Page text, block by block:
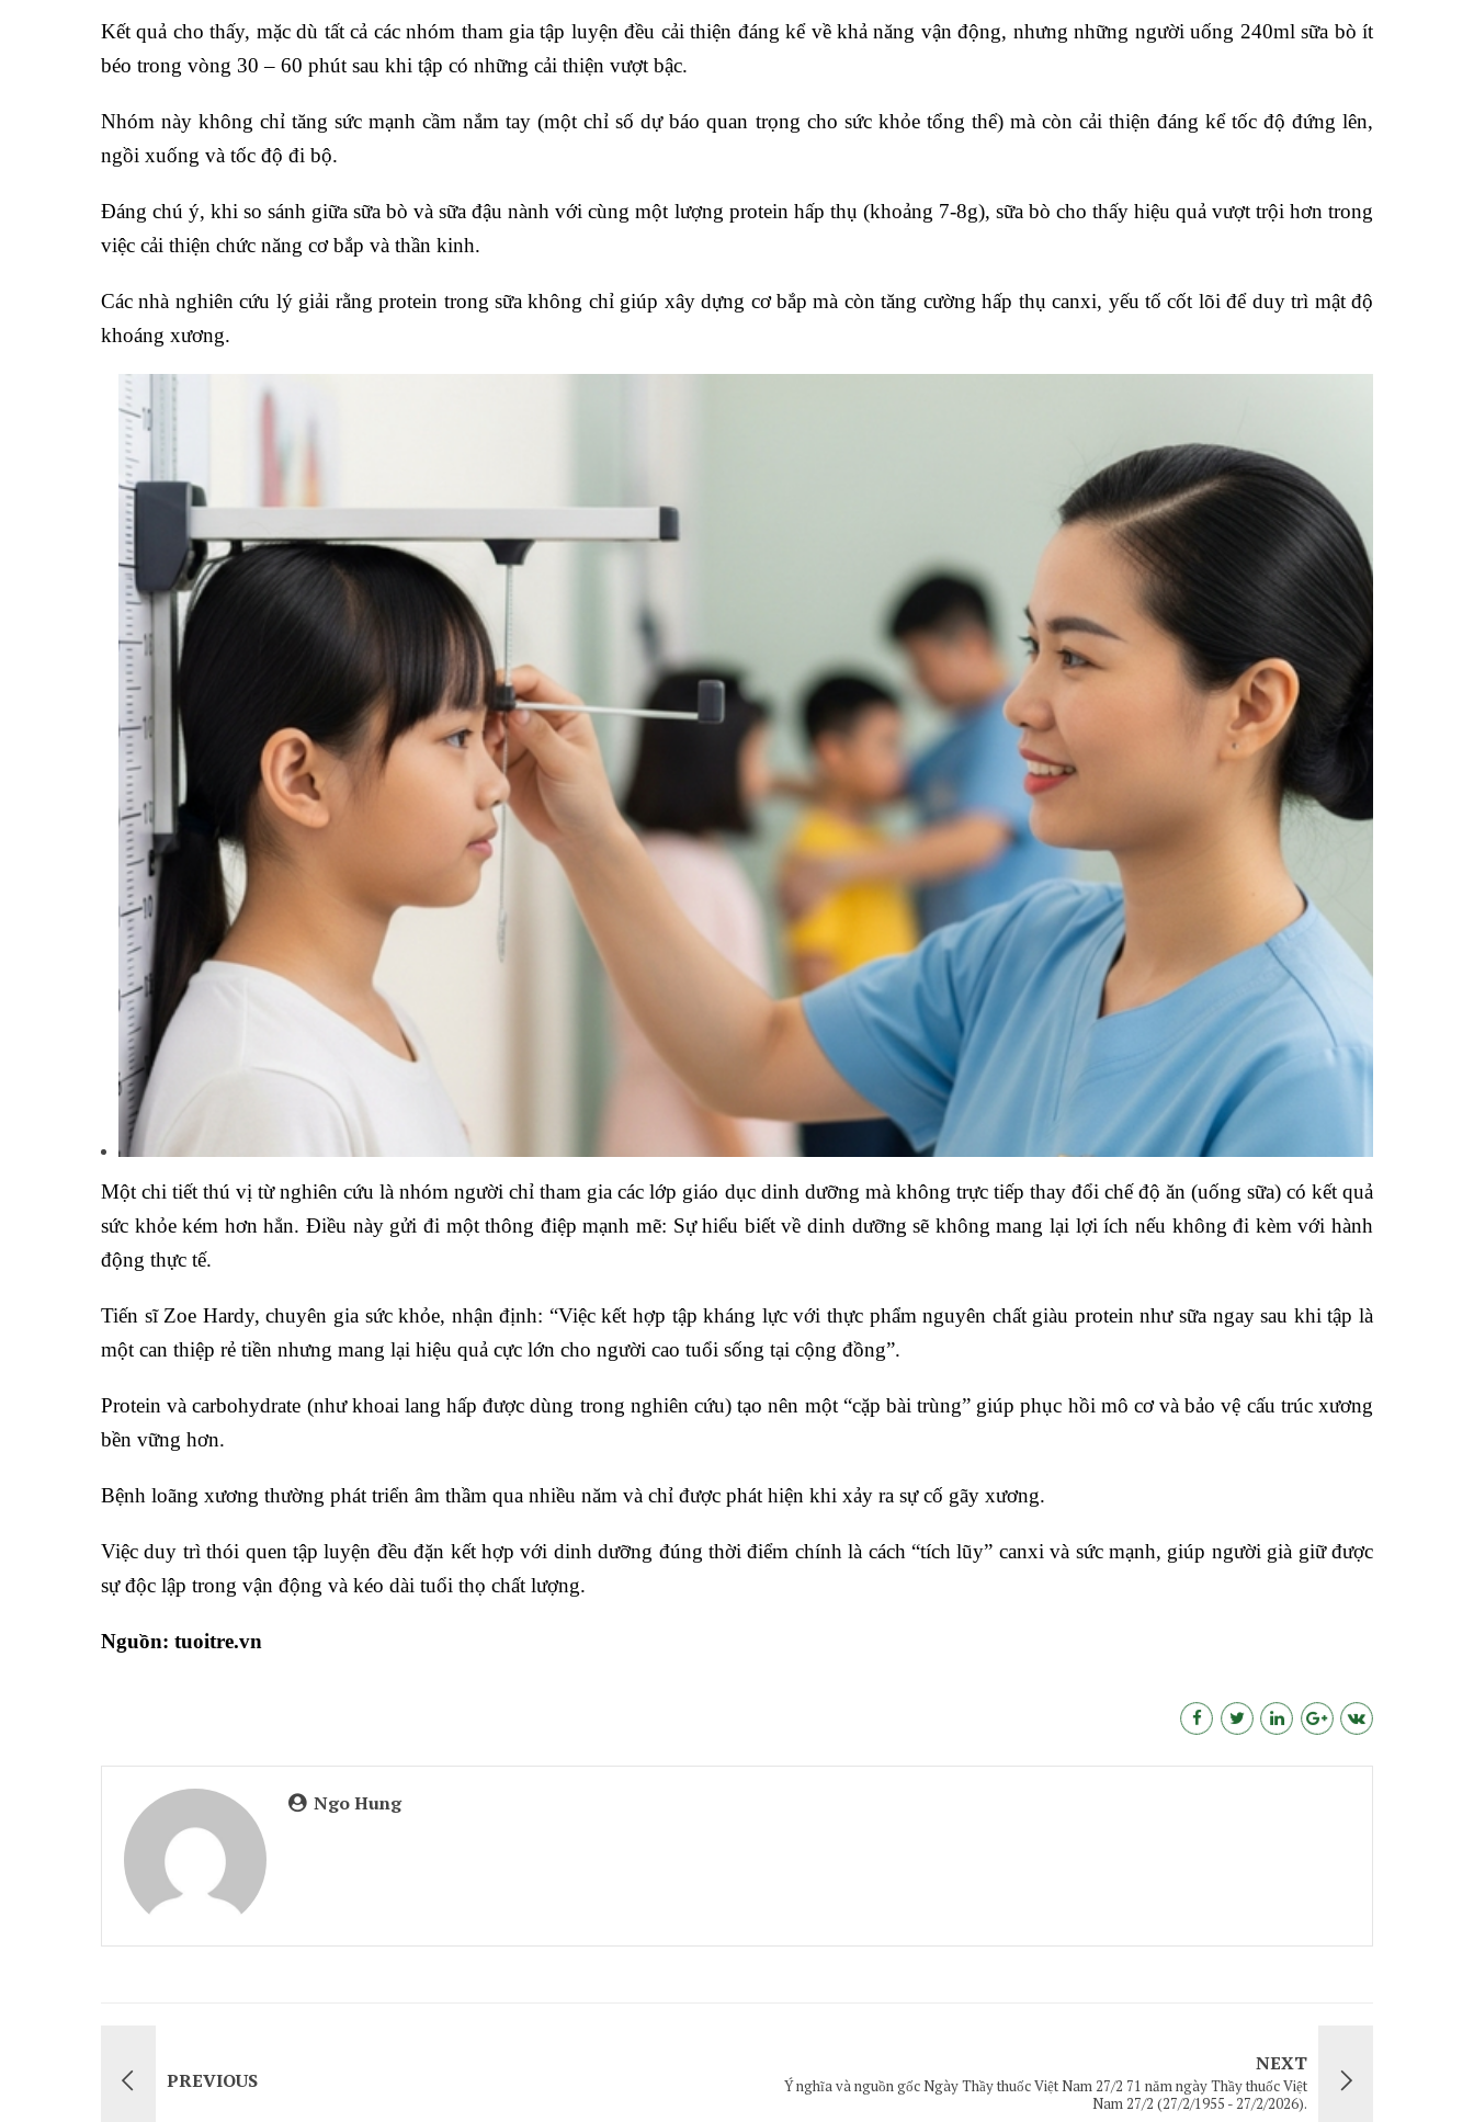
Kết quả cho thấy, mặc dù tất cả các nhóm tham gia tập luyện đều cải thiện đáng kể về khả năng vận động, nhưng những người uống 240mlsữa bò ít
béo trong vòng 30 – 60 phút sau khi tập có những cải thiện vượt bậc.
Nhóm này không chỉ tăng sức mạnh cầm nắm tay (một chỉ số dự báo quan trọng cho sức khỏe tổng thể) mà còn cải thiện đáng kể tốc độ đứng lên,
ngồi xuống và tốc độ đi bộ.
Đáng chú ý, khi so sánh giữa sữa bò và sữa đậu nành với cùng một lượng protein hấp thụ (khoảng 7-8g), sữa bò cho thấy hiệu quả vượt trội hơn trong
việc cải thiện chức năng cơ bắp và thần kinh.
Các nhà nghiên cứu lý giải rằng protein trong sữa không chỉ giúp xây dựng cơ bắp mà còn tăng cường hấp thụ canxi, yếu tố cốt lõi để duy trì mật độ
khoáng xương.
Một chi tiết thú vị từ nghiên cứu là nhóm người chỉ tham gia các lớp giáo dục dinh dưỡng mà không trực tiếp thay đổi chế độ ăn (uống sữa) có kết quả
sức khỏe kém hơn hẳn. Điều này gửi đi một thông điệp mạnh mẽ: Sự hiểu biết về dinh dưỡng sẽ không mang lại lợi ích nếu không đi kèm với hành
động thực tế.
Tiến sĩ Zoe Hardy, chuyên gia sức khỏe, nhận định: “Việc kết hợp tập kháng lực với thực phẩm nguyên chất giàu protein như sữa ngay sau khi tập là
một can thiệp rẻ tiền nhưng mang lại hiệu quả cực lớn cho người cao tuổi sống tại cộng đồng”.
Protein và carbohydrate (như khoai lang hấp được dùng trong nghiên cứu) tạo nên một “cặp bài trùng” giúp phục hồi mô cơ và bảo vệ cấu trúc xương
bền vững hơn.
Bệnh loãng xương thường phát triển âm thầm qua nhiều năm và chỉ được phát hiện khi xảy ra sự cố gãy xương.
Việc duy trì thói quen tập luyện đều đặn kết hợp với dinh dưỡng đúng thời điểm chính là cách “tích lũy” canxi và sức mạnh, giúp người già giữ được
sự độc lập trong vận động và kéo dài tuổi thọ chất lượng.
Nguồn: tuoitre.vn
Ngo Hung
PREVIOUS
NEXT
Ý nghĩa và nguồn gốc Ngày Thầy thuốc Việt Nam 27/2 71 năm ngày Thầy thuốc Việt
Nam 27/2 (27/2/1955 - 27/2/2026).